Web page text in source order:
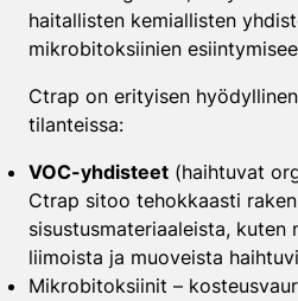
haitallisten kemiallisten
mikrobitoksiinien
Ctrap on erityisen
tilanteissa:
VOC-yhdisteet (haihtuvat
Ctrap sitoo tehokkaasti
sisustusmateriaaleista, kuten
liimoista ja muoveista
Mikrobitoksiinit –